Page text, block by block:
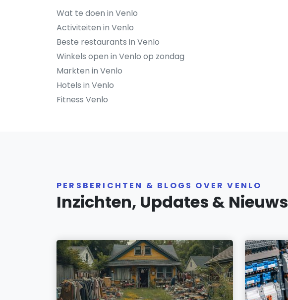
Wat te doen in Venlo
Activiteiten in Venlo
Beste restaurants in Venlo
Winkels open in Venlo op zondag
Markten in Venlo
Hotels in Venlo
Fitness Venlo
PERSBERICHTEN & BLOGS OVER VENLO
Inzichten, Updates & Nieuws